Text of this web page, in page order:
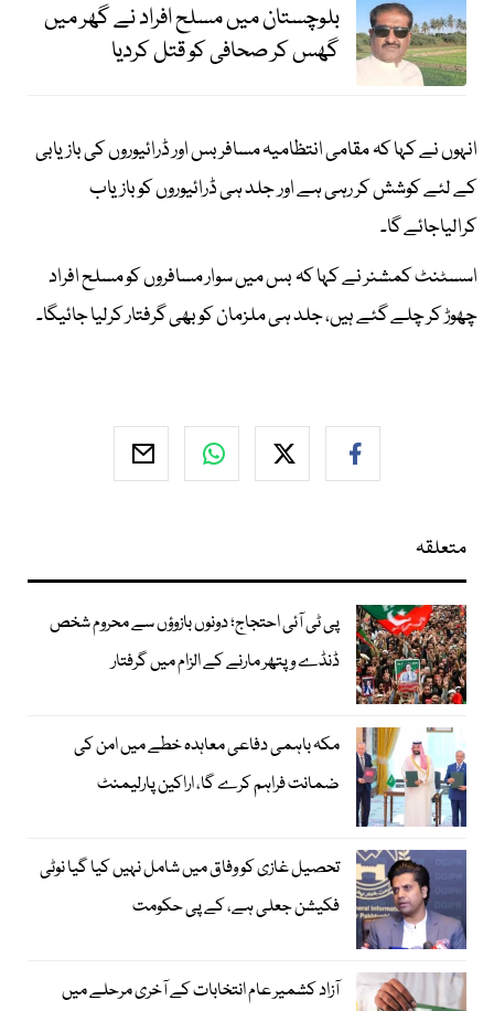
بلوچستان میں مسلح افراد نے گھر میں
گھس کر صحافی کو قتل کردیا
انہوں نے کہا کہ مقامی انتظامیہ مسافر بس اور ڈرائیوروں کی بازیابی
کے لئے کوشش کر رہی ہے اور جلد ہی ڈرائیوروں کو بازیاب
کرالیاجائے گا۔
اسسٹنٹ کمشنر نے کہا کہ بس میں سوار مسافروں کو مسلح افراد
چھوڑ کر چلے گئے ہیں، جلد ہی ملزمان کو بھی گرفتار کرلیا جائیگا۔
متعلقہ
پی ٹی آئی احتجاج؛ دونوں بازوؤں سے محروم شخص
ڈنڈے و پتھر مارنے کے الزام میں گرفتار
مکہ باہمی دفاعی معاہدہ خطے میں امن کی
ضمانت فراہم کرے گا، اراکین پارلیمنٹ
تحصیل غازی کو وفاق میں شامل نہیں کیا گیا نوٹی
فکیشن جعلی ہے، کے پی حکومت
آزاد کشمیر عام انتخابات کے آخری مرحلے میں